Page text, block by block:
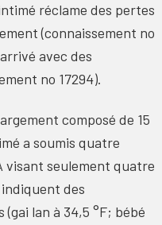
réclame des pertes
(connaissement no
arrivé avec des
no 17294).
composé de 15
a soumis quatre
visant seulement quatre
des
lan à 34,5 °F; bébé